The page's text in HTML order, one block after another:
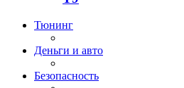
Тюнинг
Деньги и авто
Безопасность